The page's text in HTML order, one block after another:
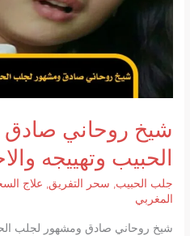
السفلية
والعلوية
شيخ روحاني
الحبيب وتهييجه
جلب الحبيب, سحر التفريق, علاج
المغربي
شيخ روحاني صادق ومشهور لجلب